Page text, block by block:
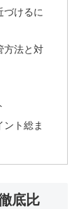
づけるに
方法と対
ント総ま
底比